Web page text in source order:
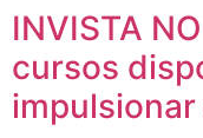
INVISTA
cursos